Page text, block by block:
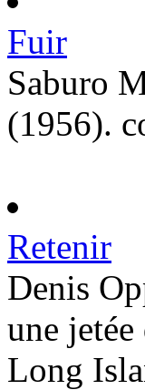
Fuir
Saburo
(1956).
Retenir
Denis
une
Long